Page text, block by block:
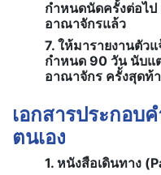
กำหนดนัดครั้งต่อไป
อาณาจักรแล้ว
7. ให้มารายงานตัว
กำหนด 90 วัน นับแ
อาณาจักร ครั้งสุดท้
เอกสารประกอบ
ตนเอง
1. หนังสือเดินทาง